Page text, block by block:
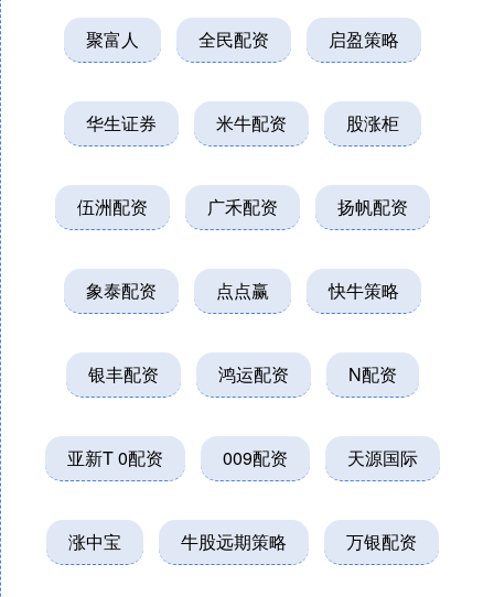
聚富人 全民配资 启盈策略
华生证券 米牛配资 股涨柜
伍洲配资 广禾配资 扬帆配资
象泰配资 点点赢 快牛策略
银丰配资 鸿运配资 N配资
亚新T 0配资 009配资 天源国际
涨中宝 牛股远期策略 万银配资